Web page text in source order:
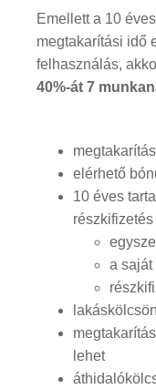
Emellett a 10
megtakarítási idő
felhasználás,
40%-át 7
elérhető
10 éves
a saját
lehet